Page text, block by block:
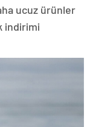
ucuz ürünler
indirimi